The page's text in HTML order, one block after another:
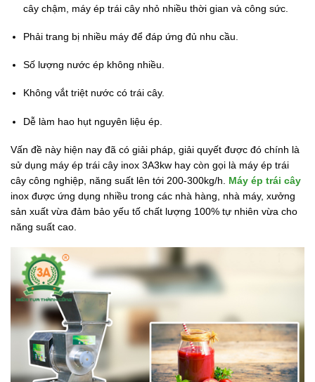
cây chậm, máy ép trái cây nhỏ nhiều thời gian và công sức.
Phải trang bị nhiều máy để đáp ứng đủ nhu cầu.
Số lượng nước ép không nhiều.
Không vắt triệt nước có trái cây.
Dễ làm hao hụt nguyên liệu ép.
Vấn đề này hiện nay đã có giải pháp, giải quyết được đó chính là
sử dụng máy ép trái cây inox 3A3kw hay còn gọi là máy ép trái
cây công nghiệp, năng suất lên tới 200-300kg/h. Máy ép trái cây
inox được ứng dụng nhiều trong các nhà hàng, nhà máy, xưởng
sản xuất vừa đảm bảo yếu tố chất lượng 100% tự nhiên vừa cho
năng suất cao.